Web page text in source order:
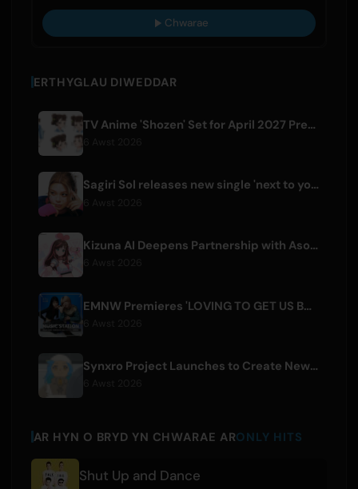
Chwarae
ERTHYGLAU DIWEDDAR
TV Anime 'Shozen' Set for April 2027 Premiere on Fuji TV
Sagiri Sol releases new single 'next to your love' after hiatus
Kizuna AI Deepens Partnership with Asobisystem Ahead of 10th Anniversary World Tour
EMNW Premieres 'LOVING TO GET US BY' Music Video on August 7
Synxro Project Launches to Create New IP from Fictional Anime Openings
AR HYN O BRYD YN CHWARAE ARONLY HITS
Shut Up and Dance